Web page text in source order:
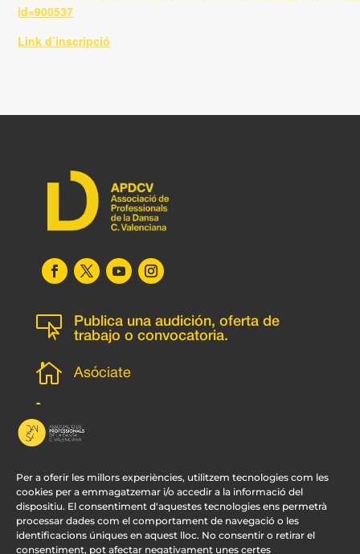
Per a oferir les millors experiències, utilitzem tecnologies com les
cookies per a emmagatzemar i/o accedir a la informació del
dispositiu. El consentiment d'aquestes tecnologies ens permetrà
processar dades com el comportament de navegació o les
identificacions úniques en aquest lloc. No consentir o retirar el
consentiment, pot afectar negativament unes certes
id=900537
Link d’inscripció

Publica una audición, oferta de
trabajo o convocatoria.
 Asóciate
l